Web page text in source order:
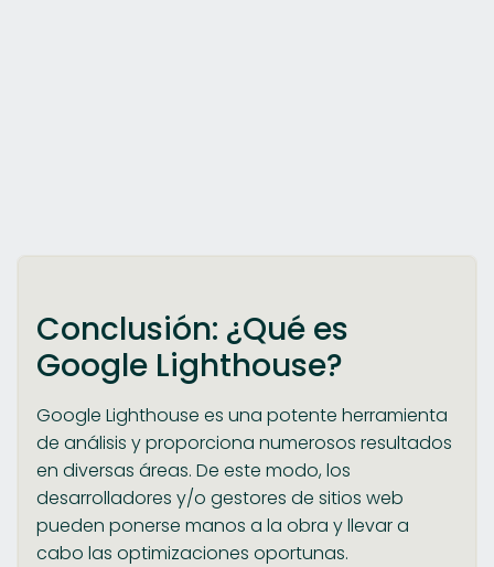
Conclusión: ¿Qué es
Google Lighthouse?
Google Lighthouse es una potente herramienta
de análisis y proporciona numerosos resultados
en diversas áreas. De este modo, los
desarrolladores y/o gestores de sitios web
pueden ponerse manos a la obra y llevar a
cabo las optimizaciones oportunas.